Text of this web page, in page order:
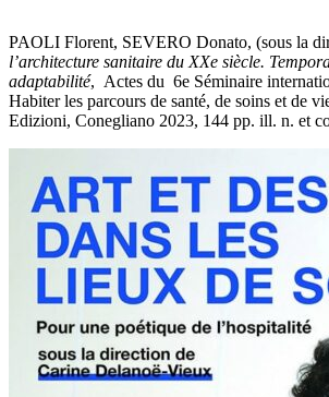
PAOLI Florent, SEVERO Donato, (sous la
l’architecture sanitaire du XXe siècle.
adaptabilité, Actes du 6e Séminaire
Habiter les parcours de santé, de soins et de
Edizioni, Conegliano 2023, 144 pp. ill. n. et